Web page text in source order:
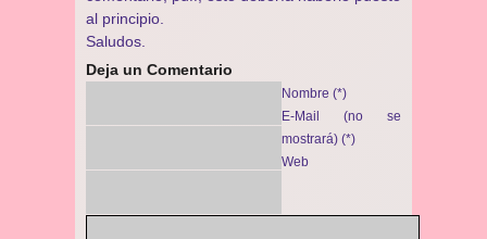
al principio.
Saludos.
Deja un Comentario
Nombre (*)
E-Mail (no se
mostrará) (*)
Web